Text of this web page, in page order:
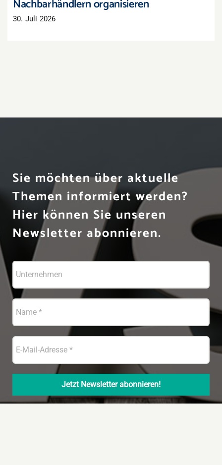
Nachbarhändlern organisieren
30. Juli 2026
Sie möchten über aktuelle
Themen informiert werden?
Hier können Sie unseren
Newsletter abonnieren.